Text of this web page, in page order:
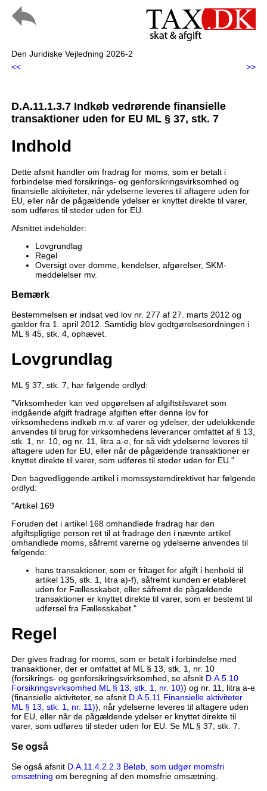
Den Juridiske Vejledning 2026-2
<<
>>
D.A.11.1.3.7 Indkøb vedrørende finansielle
transaktioner uden for EU ML § 37, stk. 7
Indhold
Dette afsnit handler om fradrag for moms, som er betalt i
forbindelse med forsikrings- og genforsikringsvirksomhed og
finansielle aktiviteter, når ydelserne leveres til aftagere uden for
EU, eller når de pågældende ydelser er knyttet direkte til varer,
som udføres til steder uden for EU.
Afsnittet indeholder:
Lovgrundlag
Regel
Oversigt over domme, kendelser, afgørelser, SKM-
meddelelser mv.
Bemærk
Bestemmelsen er indsat ved lov nr. 277 af 27. marts 2012 og
gælder fra 1. april 2012. Samtidig blev godtgørelsesordningen i
ML § 45, stk. 4, ophævet.
Lovgrundlag
ML § 37, stk. 7, har følgende ordlyd:
"Virksomheder kan ved opgørelsen af afgiftstilsvaret som
indgående afgift fradrage afgiften efter denne lov for
virksomhedens indkøb m.v. af varer og ydelser, der udelukkende
anvendes til brug for virksomhedens leverancer omfattet af § 13,
stk. 1, nr. 10, og nr. 11, litra a-e, for så vidt ydelserne leveres til
aftagere uden for EU, eller når de pågældende transaktioner er
knyttet direkte til varer, som udføres til steder uden for EU."
Den bagvedliggende artikel i momssystemdirektivet har følgende
ordlyd:
"Artikel 169
Foruden det i artikel 168 omhandlede fradrag har den
afgiftspligtige person ret til at fradrage den i nævnte artikel
omhandlede moms, såfremt varerne og ydelserne anvendes til
følgende:
hans transaktioner, som er fritaget for afgift i henhold til
artikel 135, stk. 1, litra a)-f), såfremt kunden er etableret
uden for Fællesskabet, eller såfremt de pågældende
transaktioner er knyttet direkte til varer, som er bestemt til
udførsel fra Fællesskabet."
Regel
Der gives fradrag for moms, som er betalt i forbindelse med
transaktioner, der er omfattet af ML § 13, stk. 1, nr. 10
(forsikrings- og genforsikringsvirksomhed, se afsnit D.A.5.10
Forsikringsvirksomhed ML § 13, stk. 1, nr. 10)) og nr. 11, litra a-e
(finansielle aktiviteter, se afsnit D.A.5.11 Finansielle aktiviteter
ML § 13, stk. 1, nr. 11)), når ydelserne leveres til aftagere uden
for EU, eller når de pågældende ydelser er knyttet direkte til
varer, som udføres til steder uden for EU. Se ML § 37, stk. 7.
Se også
Se også afsnit D.A.11.4.2.2.3 Beløb, som udgør momsfri
omsætning om beregning af den momsfrie omsætning.